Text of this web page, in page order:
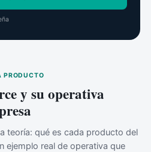
PRODUCTO
y su operativa
teoría: qué es cada producto del
ejemplo real de operativa que